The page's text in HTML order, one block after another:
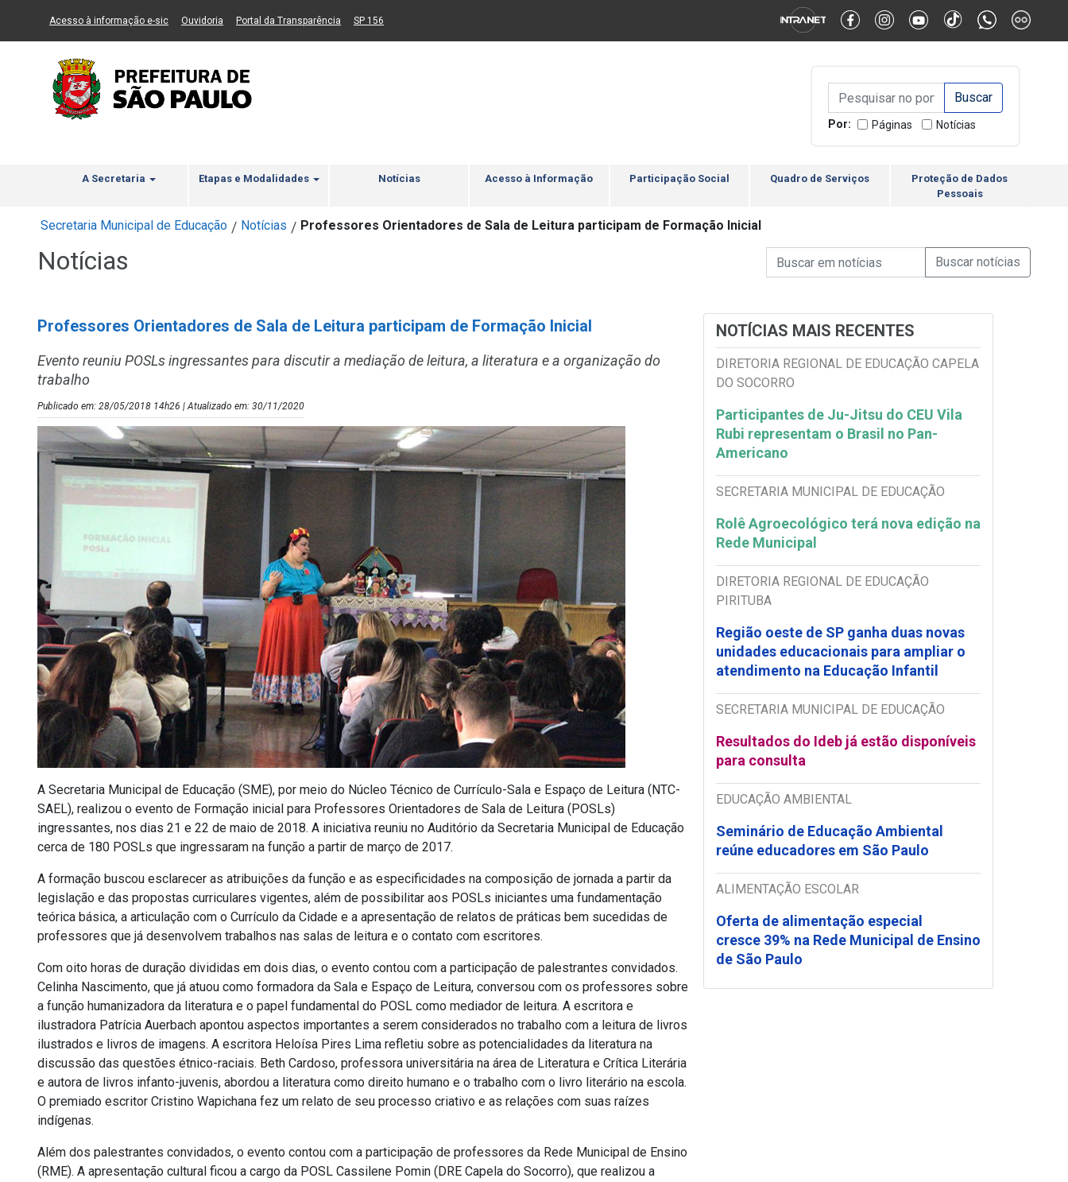
Ir ao Conteúdo Ir para menu principal 2 Ir para busca Ir para rodapé Alternar Alto Contraste Alternar Tamanho da Fonte
Acesso à informação e-sic(Link para um novo sítio)
Ouvidoria (Link para um novo sítio)
Portal da Transparência (Link para um novo sítio)
SP 156
Campo de Busca de
Campo de Busca de informaçõesEnviar a Busca
Por: Páginas Notícias
A Secretaria Etapas e Modalidades Notícias Acesso à Informação Participação Social Quadro de Serviços
Proteção de Dados
Pessoais
Secretaria Municipal de Educação / Notícias / Professores Orientadores de Sala de Leitura participam de Formação Inicial
Notícias Campo de Busca de Notícias
Campo de Busca de informaçõesEnviar a Busca de
Professores Orientadores de Sala de Leitura participam de Formação Inicial
Evento reuniu POSLs ingressantes para discutir a mediação de leitura, a literatura e a organização do
trabalho
Publicado em: 28/05/2018 14h26 | Atualizado em: 30/11/2020
A Secretaria Municipal de Educação (SME), por meio do Núcleo Técnico de Currículo-Sala e Espaço de Leitura (NTC-
SAEL), realizou o evento de Formação inicial para Professores Orientadores de Sala de Leitura (POSLs)
ingressantes, nos dias 21 e 22 de maio de 2018. A iniciativa reuniu no Auditório da Secretaria Municipal de Educação
cerca de 180 POSLs que ingressaram na função a partir de março de 2017.
A formação buscou esclarecer as atribuições da função e as especificidades na composição de jornada a partir da
legislação e das propostas curriculares vigentes, além de possibilitar aos POSLs iniciantes uma fundamentação
teórica básica, a articulação com o Currículo da Cidade e a apresentação de relatos de práticas bem sucedidas de
professores que já desenvolvem trabalhos nas salas de leitura e o contato com escritores.
Com oito horas de duração divididas em dois dias, o evento contou com a participação de palestrantes convidados.
Celinha Nascimento, que já atuou como formadora da Sala e Espaço de Leitura, conversou com os professores sobre
a função humanizadora da literatura e o papel fundamental do POSL como mediador de leitura. A escritora e
ilustradora Patrícia Auerbach apontou aspectos importantes a serem considerados no trabalho com a leitura de livros
ilustrados e livros de imagens. A escritora Heloísa Pires Lima refletiu sobre as potencialidades da literatura na
discussão das questões étnico-raciais. Beth Cardoso, professora universitária na área de Literatura e Crítica Literária
e autora de livros infanto-juvenis, abordou a literatura como direito humano e o trabalho com o livro literário na escola.
O premiado escritor Cristino Wapichana fez um relato de seu processo criativo e as relações com suas raízes
indígenas.
Além dos palestrantes convidados, o evento contou com a participação de professores da Rede Municipal de Ensino
(RME). A apresentação cultural ficou a cargo da POSL Cassilene Pomin (DRE Capela do Socorro), que realizou a
NOTÍCIAS MAIS RECENTES
DIRETORIA REGIONAL DE EDUCAÇÃO CAPELA
DO SOCORRO
Participantes de Ju-Jitsu do CEU Vila
Rubi representam o Brasil no Pan-
Americano
SECRETARIA MUNICIPAL DE EDUCAÇÃO
Rolê Agroecológico terá nova edição na
Rede Municipal
DIRETORIA REGIONAL DE EDUCAÇÃO
PIRITUBA
Região oeste de SP ganha duas novas
unidades educacionais para ampliar o
atendimento na Educação Infantil
SECRETARIA MUNICIPAL DE EDUCAÇÃO
Resultados do Ideb já estão disponíveis
para consulta
EDUCAÇÃO AMBIENTAL
Seminário de Educação Ambiental
reúne educadores em São Paulo
ALIMENTAÇÃO ESCOLAR
Oferta de alimentação especial
cresce 39% na Rede Municipal de Ensino
de São Paulo